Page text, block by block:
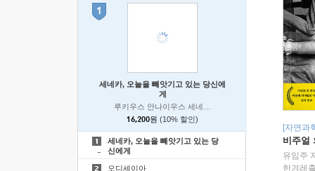
주식
세네카, 오늘을 빼앗기고 있는 당신에
게
|
16,200원 (10% 할인)
세네카, 오늘을 빼앗기고 있는 당
신에게
오디세이아
[자연과
비주얼
유임주
한겨레